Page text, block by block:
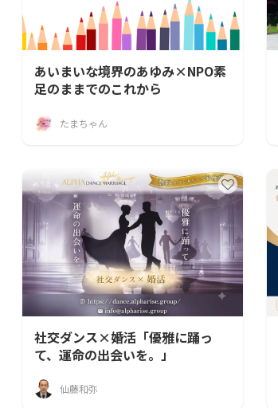
あいまいな境界のあゆみ×NPO素
足のままでのこれから
たまちゃん
社交ダンス×婚活「優雅に踊っ
て、運命の出会いを。」
仙藤和弥